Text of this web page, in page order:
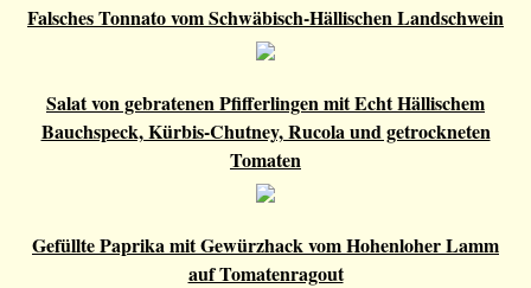
Falsches Tonnato vom Schwäbisch-Hällischen Landschwein
Salat von gebratenen Pfifferlingen mit Echt Hällischem
Bauchspeck, Kürbis-Chutney, Rucola und getrockneten
Tomaten
Gefüllte Paprika mit Gewürzhack vom Hohenloher Lamm
auf Tomatenragout